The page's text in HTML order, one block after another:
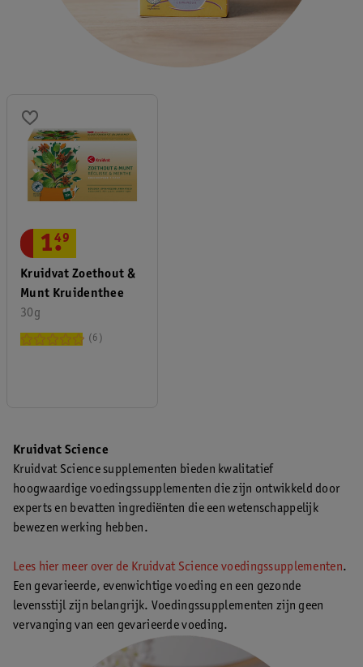
Kruidvat Zoethout &
Munt Kruidenthee
30g
1.
49
6
Kruidvat Science
Kruidvat Science supplementen bieden kwalitatief
hoogwaardige voedingssupplementen die zijn ontwikkeld door
experts en bevatten ingrediënten die een wetenschappelijk
bewezen werking hebben.
Lees hier meer over de Kruidvat Science voedingssupplementen.
Een gevarieerde, evenwichtige voeding en een gezonde
levensstijl zijn belangrijk. Voedingssupplementen zijn geen
vervanging van een gevarieerde voeding.